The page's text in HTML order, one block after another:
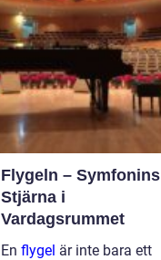
augusti 2024
Flygeln – Symfonins
Stjärna i
Vardagsrummet
En flygel är inte bara ett